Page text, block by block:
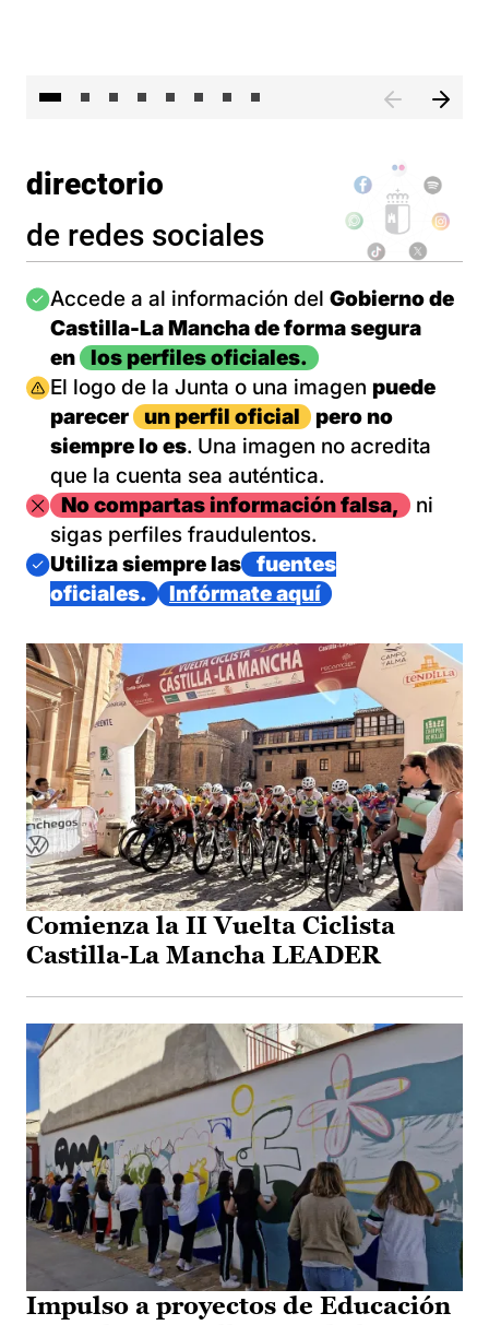
directorio
de redes sociales
Imagen
Accede a al información del Gobierno de
Castilla-La Mancha de forma segura
en
los perfiles oficiales.
Imagen
El logo de la Junta o una imagen puede
parecer
un perfil oficial
pero no
siempre lo es. Una imagen no acredita
que la cuenta sea auténtica.
ImagenNo compartas información falsa,
ni
sigas perfiles fraudulentos.
Imagen
Utiliza siempre las
fuentes
oficiales.
Infórmate aquí
Comienza la II Vuelta Ciclista
Castilla-La Mancha LEADER
Impulso a proyectos de Educación